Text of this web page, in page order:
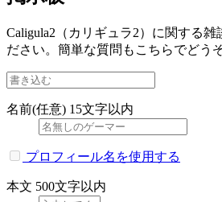
Caligula2（カリギュラ2）に関する雑
ださい。簡単な質問もこちらでどうぞ
名前(任意) 15文字以内
プロフィール名を使用する
本文 500文字以内